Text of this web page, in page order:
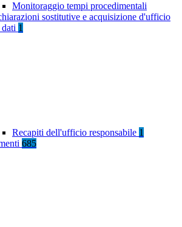
Monitoraggio tempi procedimentali
sostitutive e acquisizione d'ufficio
1
Recapiti dell'ufficio responsabile 1
685